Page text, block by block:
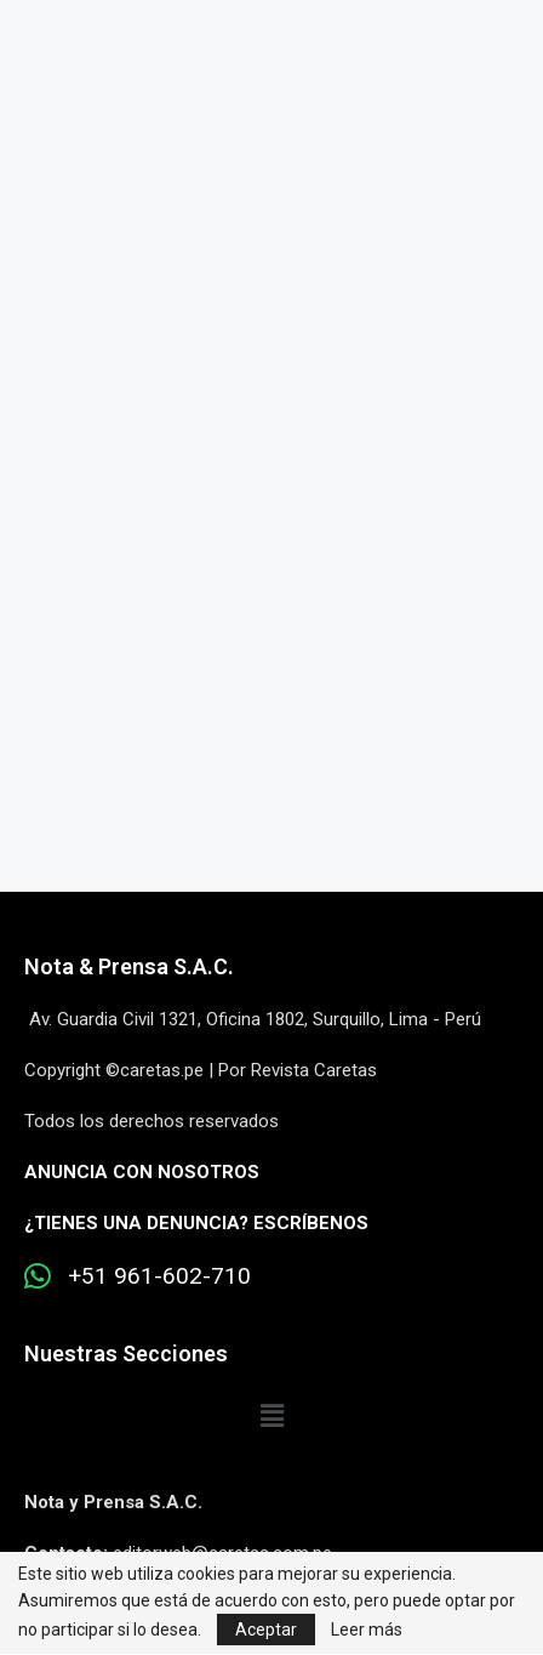
Nota & Prensa S.A.C.
Av. Guardia Civil 1321, Oficina 1802, Surquillo, Lima - Perú
Copyright ©caretas.pe | Por Revista Caretas
Todos los derechos reservados
ANUNCIA CON NOSOTROS
¿TIENES UNA DENUNCIA? ESCRÍBENOS
+51 961-602-710
Nuestras Secciones
Nota y Prensa S.A.C.
Contacto:editorweb@caretas.com.pe
Síguenos:
Este sitio web utiliza cookies para mejorar su experiencia.
Asumiremos que está de acuerdo con esto, pero puede optar por
no participar si lo desea.
Aceptar Leer más